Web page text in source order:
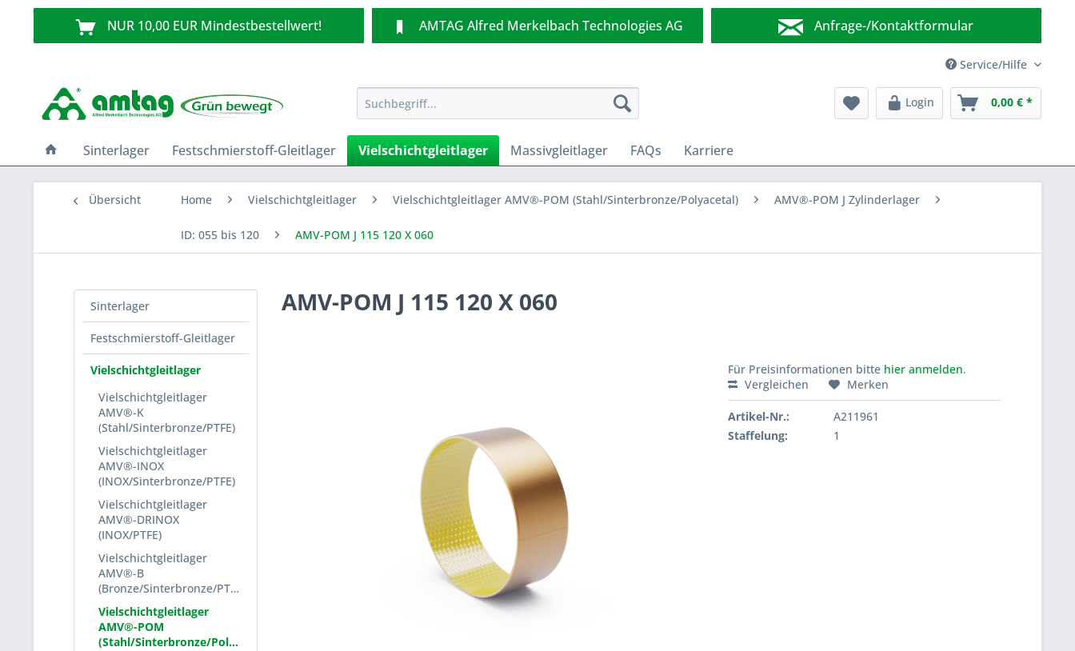
NUR 10,00 EUR Mindestbestellwert! AMTAG Alfred Merkelbach Technologies AG
Anfrage-/Kontaktformular
Wir sind für Sie da! Service/Hilfe
Login 0,00 € *
Sinterlager Festschmierstoff-Gleitlager Vielschichtgleitlager Massivgleitlager FAQs Karriere
Übersicht Home Vielschichtgleitlager Vielschichtgleitlager AMV®-POM (Stahl/Sinterbronze/Polyacetal) AMV®-POM J Zylinderlager
ID: 055 bis 120 AMV-POM J 115 120 X 060
Sinterlager
Festschmierstoff-Gleitlager
Vielschichtgleitlager
Vielschichtgleitlager
AMV®-K
(Stahl/Sinterbronze/PTFE)
Vielschichtgleitlager
AMV®-INOX
(INOX/Sinterbronze/PTFE)
Vielschichtgleitlager
AMV®-DRINOX
(INOX/PTFE)
Vielschichtgleitlager
AMV®-B
(Bronze/Sinterbronze/PTFE)
Vielschichtgleitlager
AMV®-POM
(Stahl/Sinterbronze/Polyacetal)
AMV-POM J 115 120 X 060
Für Preisinformationen bitte hier anmelden.
Vergleichen
Merken
Artikel-Nr.:
A211961
Staffelung:
1